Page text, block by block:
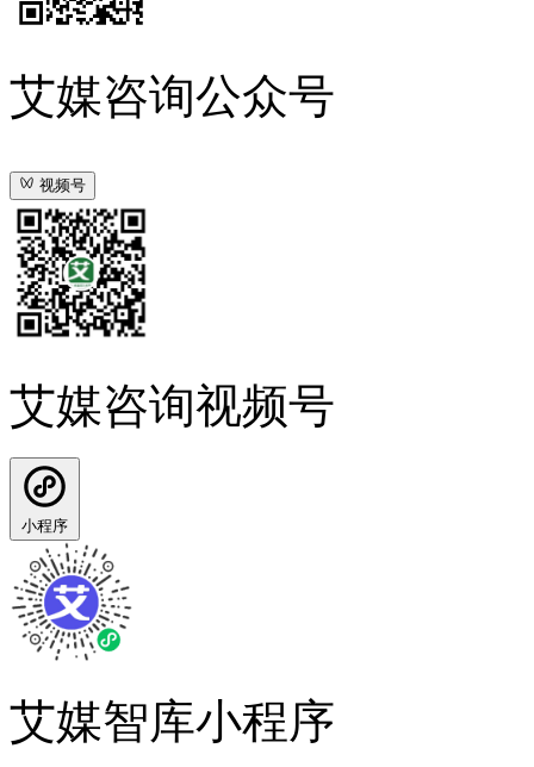
艾媒咨询公众号
视频号
艾媒咨询视频号
小程序
艾媒智库小程序